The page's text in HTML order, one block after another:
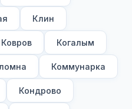
Клин
Ковров Когалым
Коммунарка
Кондрово